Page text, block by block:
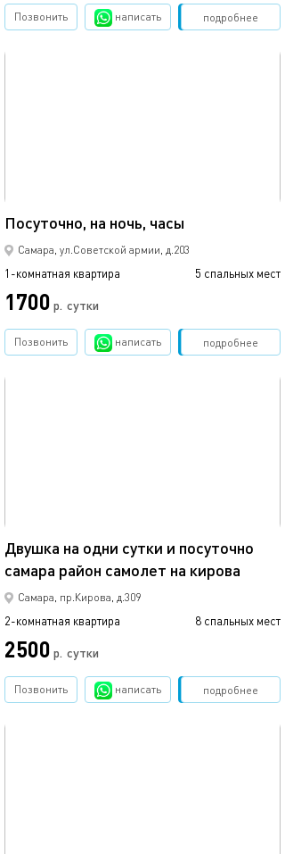
подробнее
Позвонить написать Забронировать
Посуточно, на ночь, часы
Самара, ул.Советской армии, д.203
1-комнатная квартира 5 спальных мест
1700 р. сутки
подробнее
Позвонить написать Забронировать
Двушка на одни сутки и посуточно
самара район самолет на кирова
Самара, пр.Кирова, д.309
2-комнатная квартира 8 спальных мест
2500 р. сутки
подробнее
Позвонить написать Забронировать